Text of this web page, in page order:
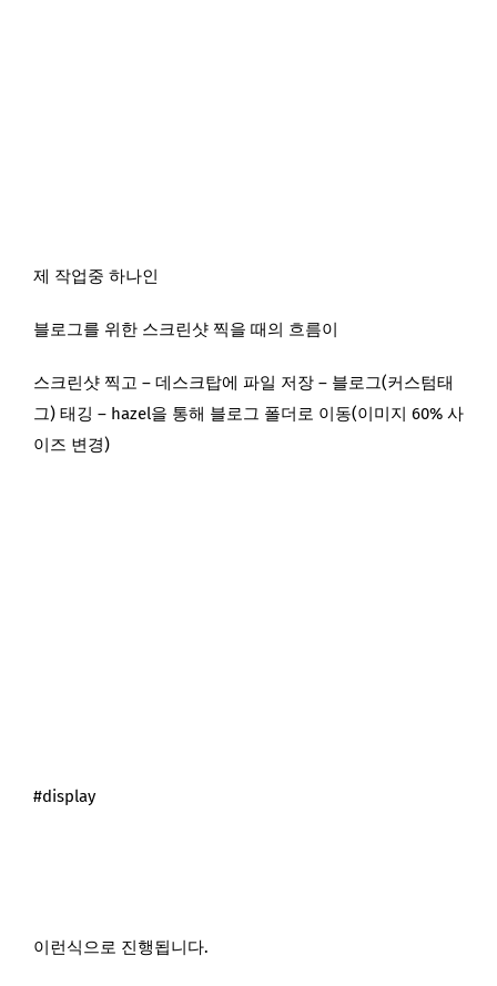
제 작업중 하나인
블로그를 위한 스크린샷 찍을 때의 흐름이
스크린샷 찍고 – 데스크탑에 파일 저장 – 블로그(커스텀태
그) 태깅 – hazel을 통해 블로그 폴더로 이동(이미지 60% 사
이즈 변경)
#display
이런식으로 진행됩니다.